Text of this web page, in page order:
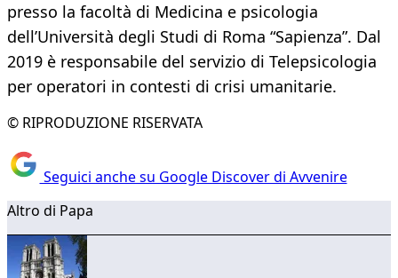
presso la facoltà di Medicina e psicologia
dell’Università degli Studi di Roma “Sapienza”. Dal
2019 è responsabile del servizio di Telepsicologia
per operatori in contesti di crisi umanitarie.
© RIPRODUZIONE RISERVATA
Seguici anche su Google Discover di Avvenire
Altro di Papa